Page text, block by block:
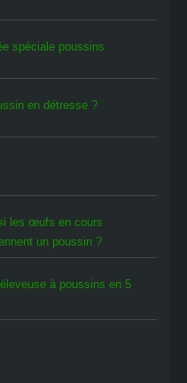
spéciale poussins
en détresse ?
les œufs en cours
un poussin ?
à poussins en 5